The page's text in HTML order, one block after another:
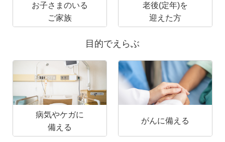
お子さまのいる
ご家族
老後(定年)を
迎えた方
目的でえらぶ
病気やケガに
備える
がんに備える